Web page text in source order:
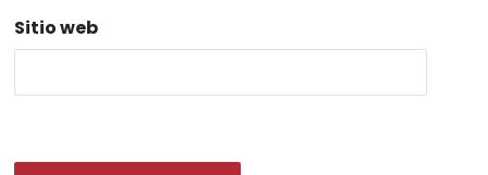
Sitio web